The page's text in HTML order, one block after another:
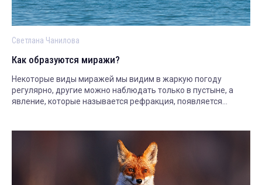
Светлана Чанилова
Как образуются миражи?
Некоторые виды миражей мы видим в жаркую погоду
регулярно, другие можно наблюдать только в пустыне, а
явление, которые называется рефракция, появляется